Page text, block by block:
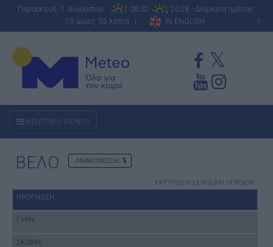
Παρασκευή 7 Αυγούστου 06:32
20:28 - Διάρκεια ημέρας:
13 ώρες, 55 λεπτά |
IN ENGLISH A
ΚΕΝΤΡΙΚΟ ΜΕΝΟΥ
ΒΕΛΟ ΑΝΑΚΟΙΝΩΣΗ
ΕΚΤΥΠΩΣΗ | ENGLISH VERSION
ΠΡΟΓΝΩΣΗ
ΓΥΡΗ
ΣΚΟΝΗ